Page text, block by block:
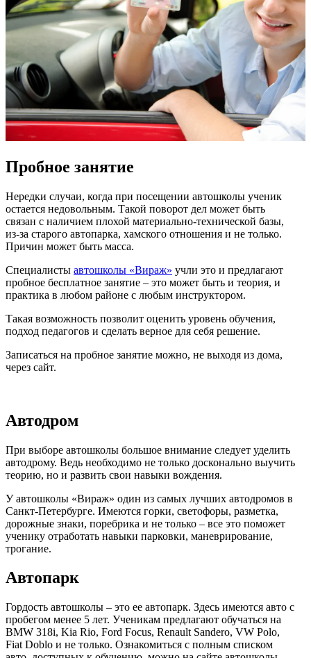
Пробное занятие
Нередки случаи, когда при посещении автошколы ученик
остается недовольным. Такой поворот дел может быть
связан с наличием плохой материально-технической базы,
из-за старого автопарка, хамского отношения и не только.
Причин может быть масса.
Специалисты автошколы «Вираж» учли это и предлагают
пробное бесплатное занятие – это может быть и теория, и
практика в любом районе с любым инструктором.
Такая возможность позволит оценить уровень обучения,
подход педагогов и сделать верное для себя решение.
Записаться на пробное занятие можно, не выходя из дома,
через сайт.
Автодром
При выборе автошколы большое внимание следует уделить
автодрому. Ведь необходимо не только досконально выучить
теорию, но и развить свои навыки вождения.
У автошколы «Вираж» один из самых лучших автодромов в
Санкт-Петербурге. Имеются горки, светофоры, разметка,
дорожные знаки, поребрика и не только – все это поможет
ученику отработать навыки парковки, маневрирование,
трогание.
Автопарк
Гордость автошколы – это ее автопарк. Здесь имеются авто с
пробегом менее 5 лет. Ученикам предлагают обучаться на
BMW 318i, Kia Rio, Ford Focus, Renault Sandero, VW Polo,
Fiat Doblo и не только. Ознакомиться с полным списком